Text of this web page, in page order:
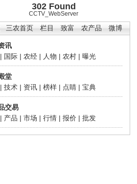
302 Found
CCTV_WebServer
三农首页 栏目 致富 农产品 微博
讯
| 国际 | 农经 | 人物 | 农村 | 曝光
堂
| 技术 | 资讯 | 榜样 | 点睛 | 宝典
交易
| 产品 | 市场 | 行情 | 报价 | 批发